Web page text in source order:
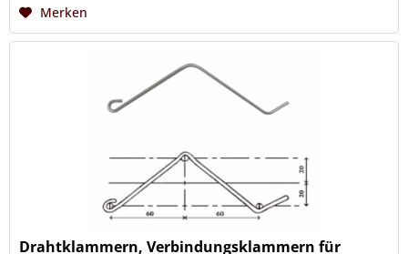
Merken
Drahtklammern, Verbindungsklammern für